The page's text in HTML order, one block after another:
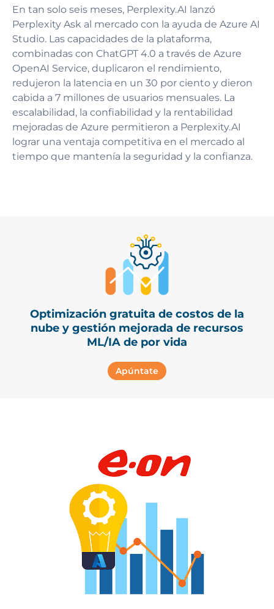
En tan solo seis meses, Perplexity.AI lanzó
Perplexity Ask al mercado con la ayuda de Azure AI
Studio. Las capacidades de la plataforma,
combinadas con ChatGPT 4.0 a través de Azure
OpenAI Service, duplicaron el rendimiento,
redujeron la latencia en un 30 por ciento y dieron
cabida a 7 millones de usuarios mensuales. La
escalabilidad, la confiabilidad y la rentabilidad
mejoradas de Azure permitieron a Perplexity.AI
lograr una ventaja competitiva en el mercado al
tiempo que mantenía la seguridad y la confianza.
Optimización gratuita de costos de la
nube y gestión mejorada de recursos
ML/IA de por vida
Apúntate